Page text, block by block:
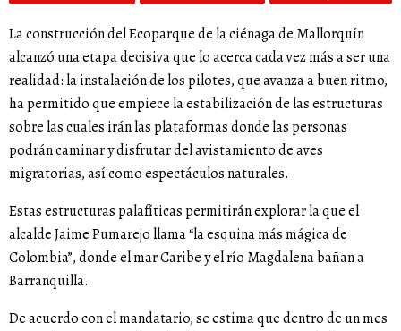
La construcción del Ecoparque de la ciénaga de Mallorquín
alcanzó una etapa decisiva que lo acerca cada vez más a ser una
realidad: la instalación de los pilotes, que avanza a buen ritmo,
ha permitido que empiece la estabilización de las estructuras
sobre las cuales irán las plataformas donde las personas
podrán caminar y disfrutar del avistamiento de aves
migratorias, así como espectáculos naturales.
Estas estructuras palafíticas permitirán explorar la que el
alcalde Jaime Pumarejo llama “la esquina más mágica de
Colombia”, donde el mar Caribe y el río Magdalena bañan a
Barranquilla.
De acuerdo con el mandatario, se estima que dentro de un mes